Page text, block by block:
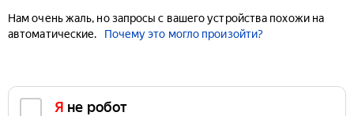
Нам очень жаль, но запросы с вашего устройства похожи на
автоматические.
Почему это могло произойти?
Я не робот